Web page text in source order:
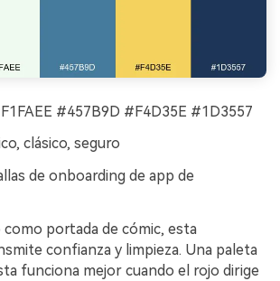
#457B9D #F4D35E #1D3557
clásico, seguro
de onboarding de app de
como portada de cómic, esta
confianza y limpieza. Una paleta
funciona mejor cuando el rojo dirige